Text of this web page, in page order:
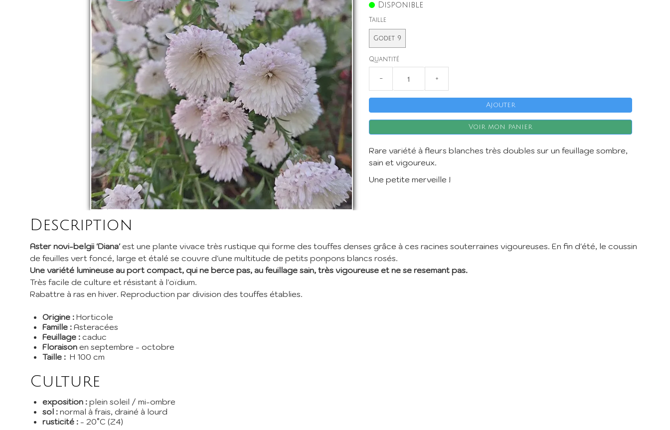
Disponible
Taille
Godet 9
Quantité
− +
Ajouter
Voir mon panier
Rare variété à fleurs blanches très doubles sur un feuillage sombre,
sain et vigoureux.
Une petite merveille !
Description
Aster novi-belgii 'Diana' est une plante vivace très rustique qui forme des touffes denses grâce à ces racines souterraines vigoureuses. En fin d'été, le coussin
de feuilles vert foncé, large et étalé se couvre d'une multitude de petits ponpons blancs rosés.
Une variété lumineuse au port compact, qui ne berce pas, au feuillage sain, très vigoureuse et ne se resemant pas.
Très facile de culture et résistant à l'oïdium.
Rabattre à ras en hiver. Reproduction par division des touffes établies.
Origine : Horticole
Famille : Asteracées
Feuillage : caduc
Floraison en septembre - octobre
Taille : H 100 cm
Culture
exposition : plein soleil / mi-ombre
sol : normal à frais, drainé à lourd
rusticité : - 20°C (Z4)
Inscrivez vous à notre newsletter mensuelle pour recevoir les dernières infos de la
pépinière: Nouvelles plantes ajoutées au catalogue, fêtes des plantes à venir,
promos et réductions en cours... (1 mail/ mois max)